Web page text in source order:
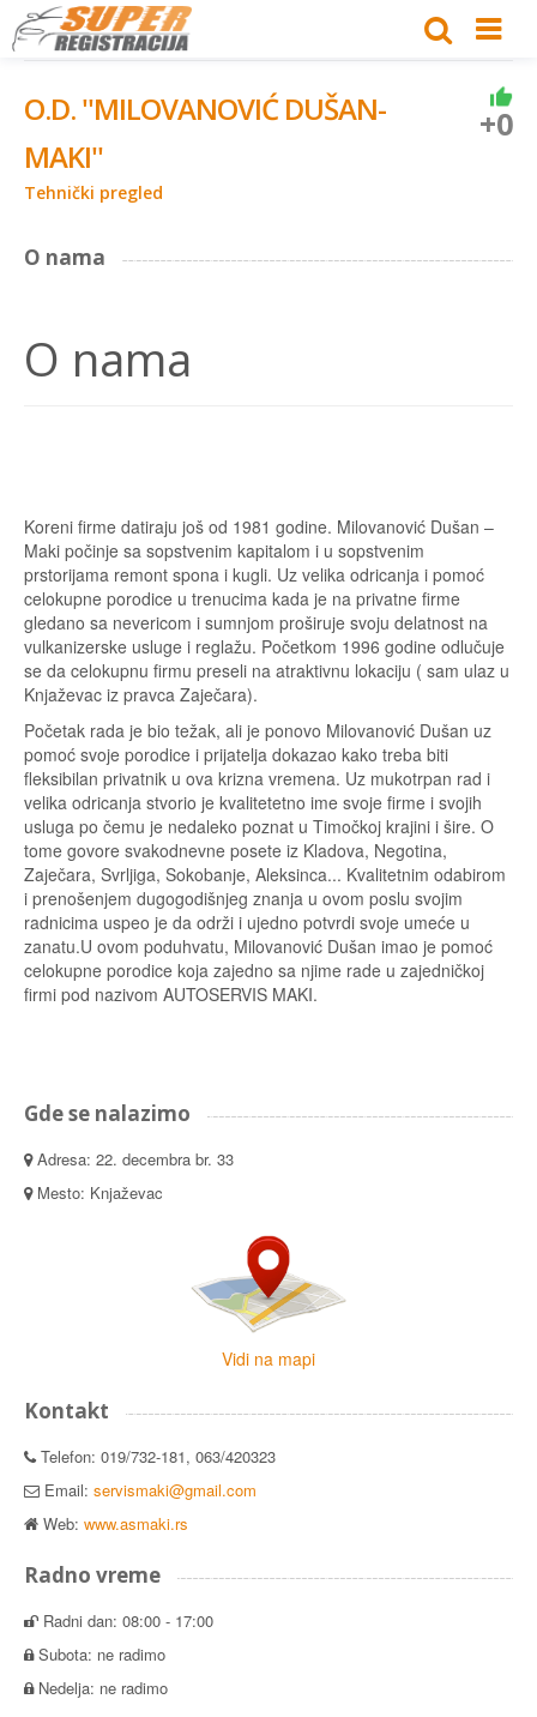
O.D. ''MILOVANOVIĆ DUŠAN-
MAKI''
Tehnički pregled
+0
O nama
O nama
Koreni firme datiraju još od 1981 godine. Milovanović Dušan –
Maki počinje sa sopstvenim kapitalom i u sopstvenim
prstorijama remont spona i kugli. Uz velika odricanja i pomoć
celokupne porodice u trenucima kada je na privatne firme
gledano sa nevericom i sumnjom proširuje svoju delatnost na
vulkanizerske usluge i reglažu. Početkom 1996 godine odlučuje
se da celokupnu firmu preseli na atraktivnu lokaciju ( sam ulaz u
Knjaževac iz pravca Zaječara).
Početak rada je bio težak, ali je ponovo Milovanović Dušan uz
pomoć svoje porodice i prijatelja dokazao kako treba biti
fleksibilan privatnik u ova krizna vremena. Uz mukotrpan rad i
velika odricanja stvorio je kvalitetetno ime svoje firme i svojih
usluga po čemu je nedaleko poznat u Timočkoj krajini i šire. O
tome govore svakodnevne posete iz Kladova, Negotina,
Zaječara, Svrljiga, Sokobanje, Aleksinca... Kvalitetnim odabirom
i prenošenjem dugogodišnjeg znanja u ovom poslu svojim
radnicima uspeo je da održi i ujedno potvrdi svoje umeće u
zanatu.U ovom poduhvatu, Milovanović Dušan imao je pomoć
celokupne porodice koja zajedno sa njime rade u zajedničkoj
firmi pod nazivom AUTOSERVIS MAKI.
Gde se nalazimo
Adresa: 22. decembra br. 33
Mesto: Knjaževac
Vidi na mapi
Kontakt
Telefon: 019/732-181, 063/420323
Email: servismaki@gmail.com
Web: www.asmaki.rs
Radno vreme
Radni dan: 08:00 - 17:00
Subota: ne radimo
Nedelja: ne radimo